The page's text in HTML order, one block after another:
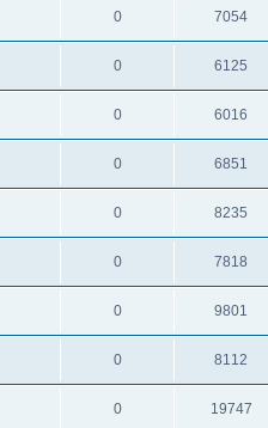
0 7054
0 6125
0 6016
0 6851
0 8235
0 7818
0 9801
0 8112
0 19747